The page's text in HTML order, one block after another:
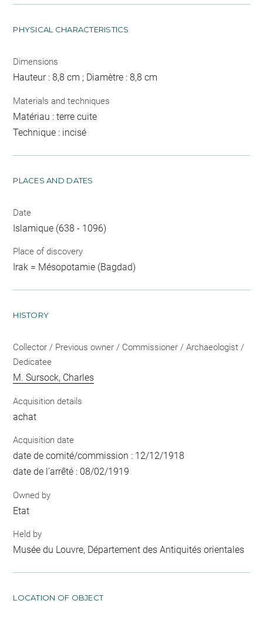
PHYSICAL CHARACTERISTICS
Dimensions
Hauteur : 8,8 cm ; Diamètre : 8,8 cm
Materials and techniques
Matériau : terre cuite
Technique : incisé
PLACES AND DATES
Date
Islamique (638 - 1096)
Place of discovery
Irak = Mésopotamie (Bagdad)
HISTORY
Collector / Previous owner / Commissioner / Archaeologist /
Dedicatee
M. Sursock, Charles
Acquisition details
achat
Acquisition date
date de comité/commission : 12/12/1918
date de l'arrêté : 08/02/1919
Owned by
Etat
Held by
Musée du Louvre, Département des Antiquités orientales
LOCATION OF OBJECT